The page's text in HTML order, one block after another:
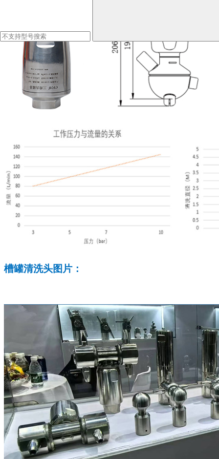
槽罐清洗头图片 ：